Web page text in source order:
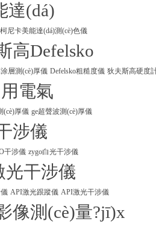
達(dá)
柯尼卡美能達(dá)測(cè)色儀
高Defelsko
層測(cè)厚儀 Defelsko粗糙度儀 狄夫斯高硬度
電氣
(cè)厚儀 ge超聲波測(cè)厚儀
涉儀
干涉儀 zygo白光干涉儀
光干涉儀
API激光跟蹤儀 API激光干涉儀
像測(cè)量?jī)x